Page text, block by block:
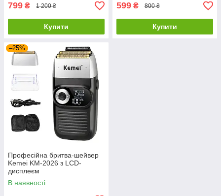
799 ₴ 1 200 ₴
Купити
599 ₴ 800 ₴
Купити
–25%
Професійна бритва-шейвер
Kemei KM-2026 з LCD-
дисплеєм
В наявності